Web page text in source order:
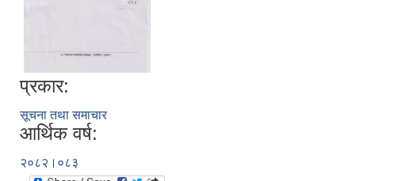
प्रकार:
सूचना तथा समाचार
आर्थिक वर्ष:
२०८२।०८३